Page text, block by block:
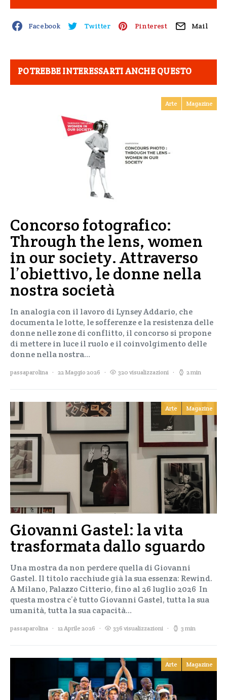
Facebook Twitter Pinterest Mail
POTREBBE INTERESSARTI ANCHE QUESTO
Arte Magazine
Concorso fotografico:
Through the lens, women
in our society. Attraverso
l’obiettivo, le donne nella
nostra società
In analogia con il lavoro di Lynsey Addario, che
documenta le lotte, le sofferenze e la resistenza delle
donne nelle zone di conflitto, il concorso si propone
di mettere in luce il ruolo e il coinvolgimento delle
donne nella nostra…
passaparolina 22 Maggio 2026 320 visualizzazioni 2 min
Arte Magazine
Giovanni Gastel: la vita
trasformata dallo sguardo
Una mostra da non perdere quella di Giovanni
Gastel. Il titolo racchiude già la sua essenza: Rewind.
A Milano, Palazzo Citterio, fino al 26 luglio 2026 In
questa mostra c’è tutto Giovanni Gastel, tutta la sua
umanità, tutta la sua capacità…
passaparolina 12 Aprile 2026 336 visualizzazioni 3 min
Arte Magazine